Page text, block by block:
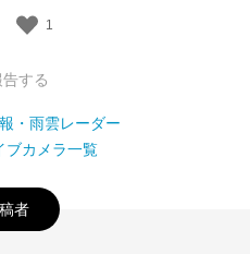
1
する
・雨雲レーダー
ブカメラ一覧
者